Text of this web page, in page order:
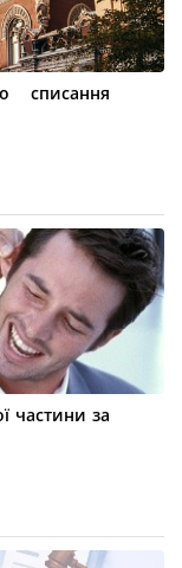
списання
частини за